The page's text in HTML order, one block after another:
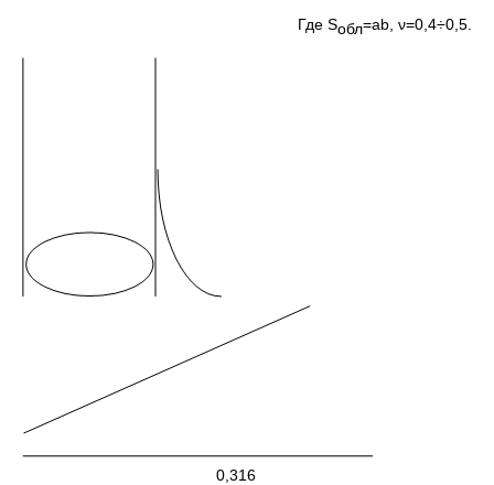
Где Sобл=ab, ν=0,4÷0,5.
0,316